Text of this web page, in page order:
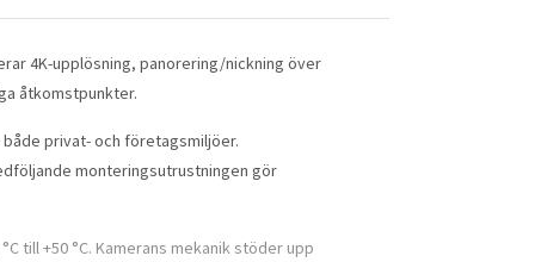
4K-upplösning, panorering/nickning över
åtkomstpunkter.
privat- och företagsmiljöer.
monteringsutrustningen gör
till +50 °C. Kamerans mekanik stöder upp